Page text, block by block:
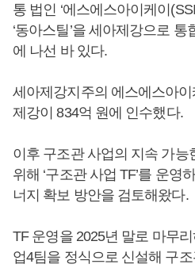
통 법인 ‘에스에스아이케이
‘동아스틸’을 세아제강으로
에 나선 바 있다.
세아제강지주의 에스에스아
제강이 834억 원에 인수했다.
이후 구조관 사업의 지속 가능
위해 ‘구조관 사업 TF’를 운영
너지 확보 방안을 검토해왔다.
TF 운영을 2025년 말로 마무
업4팀을 정식으로 신설해 구